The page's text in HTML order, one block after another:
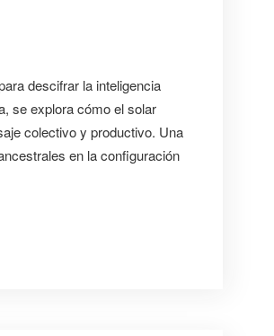
descifrar la inteligencia
se explora cómo el solar
colectivo y productivo. Una
en la configuración